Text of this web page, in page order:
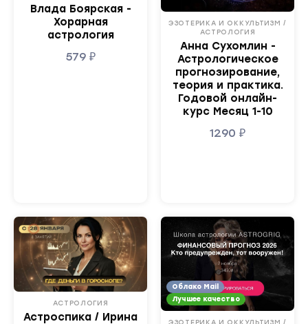
Влада Боярская -
Хорарная
астрология
579 ₽
ЭЗОТЕРИКА И ОККУЛЬТИЗМ /
АСТРОЛОГИЯ
Анна Сухомлин -
Астрологическое
прогнозирование,
теория и практика.
Годовой онлайн-
курс Месяц 1-10
1290 ₽
АСТРОЛОГИЯ
Астроспика / Ирина
Облако Mail
Лучшее качество